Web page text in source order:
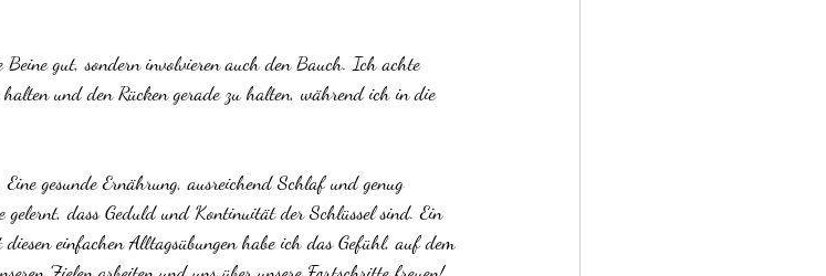
gut, sondern involvieren auch den Bauch. Ich achte
und den Rücken gerade zu halten, während ich in die
gesunde Ernährung, ausreichend Schlaf und genug
gelernt, dass Geduld und Kontinuität der Schlüssel sind. Ein
einfachen Alltagsübungen habe ich das Gefühl, auf dem